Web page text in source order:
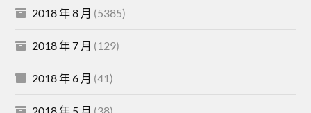
2018 年 8 月 (5385)
2018 年 7 月 (129)
2018 年 6 月 (41)
2018 年 5 月 (38)